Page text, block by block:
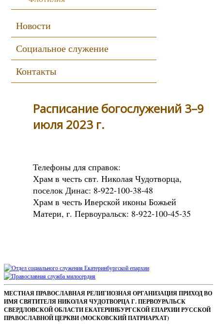
Новости
Социальное служение
Контакты
Расписание богослужений 3–9
июля 2023 г.
Телефоны для справок:
Храм в честь свт. Николая Чудотворца,
поселок Динас: 8-922-100-38-48
Храм в честь Иверской иконы Божьей
Матери, г. Первоуральск: 8-922-100-45-35
Sidebar
Footer
Content
МЕСТНАЯ ПРАВОСЛАВНАЯ РЕЛИГИОЗНАЯ ОРГАНИЗАЦИЯ ПРИХОД ВО
ИМЯ СВЯТИТЕЛЯ НИКОЛАЯ ЧУДОТВОРЦА Г. ПЕРВОУРАЛЬСК
СВЕРДЛОВСКОЙ ОБЛАСТИ ЕКАТЕРИНБУРГСКОЙ ЕПАРХИИ РУССКОЙ
ПРАВОСЛАВНОЙ ЦЕРКВИ (МОСКОВСКИЙ ПАТРИАРХАТ)